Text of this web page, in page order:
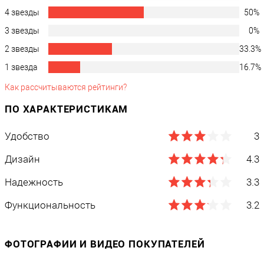
Аккумулятор
Наличие аккумулятора ?
нет
Время работы без подзарядки, часов
0.5
Питание
Мощность, Вт
36
Потребляемый ток, A
Условия эксплуатации
4 звезды
50%
3 звезды
0%
2 звезды
33.3%
1 звезда
16.7%
Как рассчитываются рейтинги?
ПО ХАРАКТЕРИСТИКАМ
Удобство
3
Дизайн
4.3
Надежность
3.3
Функциональность
3.2
ФОТОГРАФИИ И ВИДЕО ПОКУПАТЕЛЕЙ